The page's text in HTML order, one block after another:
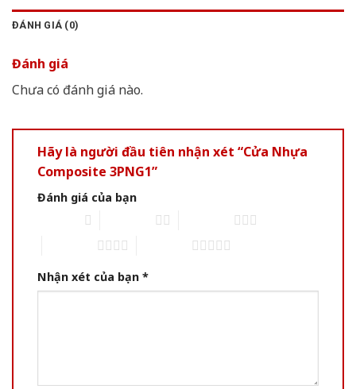
ĐÁNH GIÁ (0)
Đánh giá
Chưa có đánh giá nào.
Hãy là người đầu tiên nhận xét “Cửa Nhựa
Composite 3PNG1”
Đánh giá của bạn
Nhận xét của bạn *